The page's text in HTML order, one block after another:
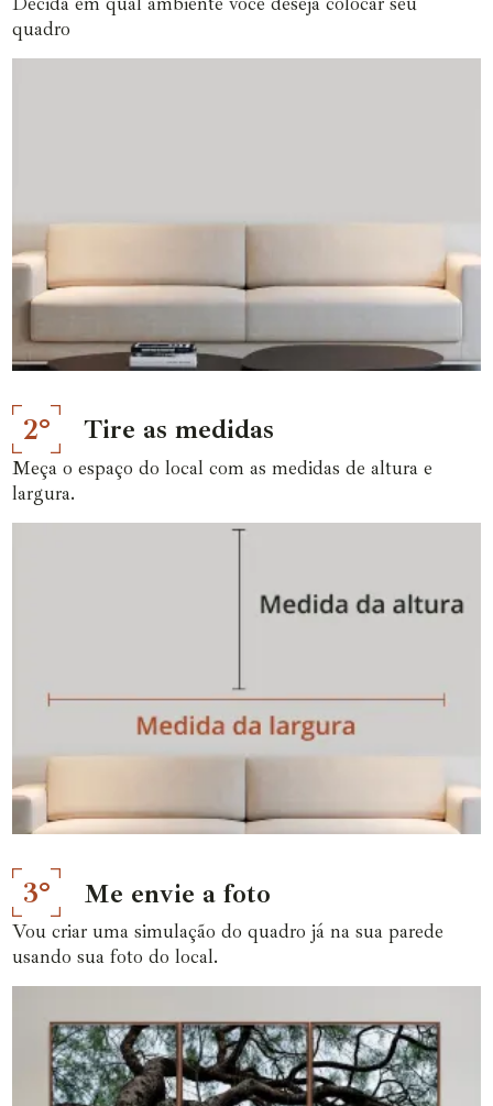
quadro
2° Tire as medidas
Meça o espaço do local com as medidas de altura e
largura.
3° Me envie a foto
Vou criar uma simulação do quadro já na sua parede
usando sua foto do local.